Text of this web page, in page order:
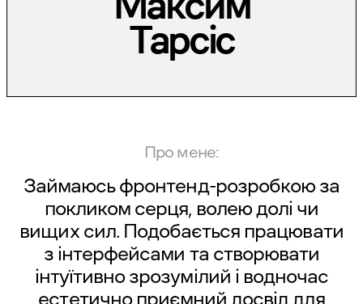
Тарсіс
Про мене:
Займаюсь фронтенд-розробкою за
покликом серця, волею долі чи
вищих сил. Подобається працювати
з інтерфейсами та створювати
інтуїтивно зрозумілий і водночас
естетично приємний досвід для